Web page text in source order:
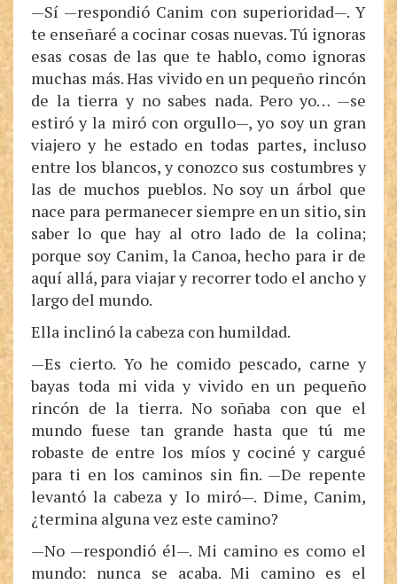
—Sí —respondió Canim con superioridad—. Y
te enseñaré a cocinar cosas nuevas. Tú ignoras
esas cosas de las que te hablo, como ignoras
muchas más. Has vivido en un pequeño rincón
de la tierra y no sabes nada. Pero yo… —se
estiró y la miró con orgullo—, yo soy un gran
viajero y he estado en todas partes, incluso
entre los blancos, y conozco sus costumbres y
las de muchos pueblos. No soy un árbol que
nace para permanecer siempre en un sitio, sin
saber lo que hay al otro lado de la colina;
porque soy Canim, la Canoa, hecho para ir de
aquí allá, para viajar y recorrer todo el ancho y
largo del mundo.
Ella inclinó la cabeza con humildad.
—Es cierto. Yo he comido pescado, carne y
bayas toda mi vida y vivido en un pequeño
rincón de la tierra. No soñaba con que el
mundo fuese tan grande hasta que tú me
robaste de entre los míos y cociné y cargué
para ti en los caminos sin fin. —De repente
levantó la cabeza y lo miró—. Dime, Canim,
¿termina alguna vez este camino?
—No —respondió él—. Mi camino es como el
mundo: nunca se acaba. Mi camino es el